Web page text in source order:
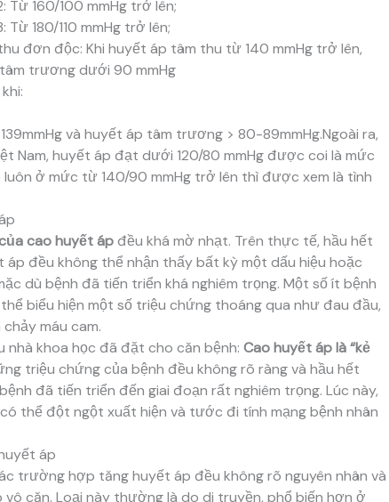
Từ 160/100 mmHg trở lên;
180/110 mmHg trở lên;
đơn độc: Khi huyết áp tâm thu từ 140 mmHg trở lên,
trương dưới 90 mmHg
và huyết áp tâm trương > 80-89mmHg.Ngoài ra,
Nam, huyết áp đạt dưới 120/80 mmHg được coi là mức
ở mức từ 140/90 mmHg trở lên thì được xem là tình
cao huyết ápđều khá mờ nhạt. Trên thực tế, hầu hết
áp đều không thể nhận thấy bất kỳ một dấu hiệu hoặc
dù bệnh đã tiến triển khá nghiêm trọng. Một số ít bệnh
biểu hiện một số triệu chứng thoáng qua như đau đầu,
máu cam.
nhà khoa học đã đặt cho căn bệnh: Cao huyết áp là “kẻ
triệu chứng của bệnh đều không rõ ràng và hầu hết
đã tiến triển đến giai đoạn rất nghiêm trọng. Lúc này,
thể đột ngột xuất hiện và tước đi tính mạng bệnh nhân
áp
trường hợp tăng huyết áp đều không rõ nguyên nhân và
căn. Loại này thường là do di truyền, phổ biến hơn ở